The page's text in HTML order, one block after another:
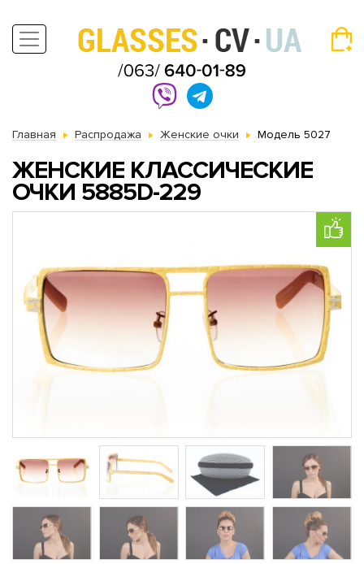
Главная Распродажа Женские очки Модель 5027
ЖЕНСКИЕ КЛАССИЧЕСКИЕ
ОЧКИ 5885D-229